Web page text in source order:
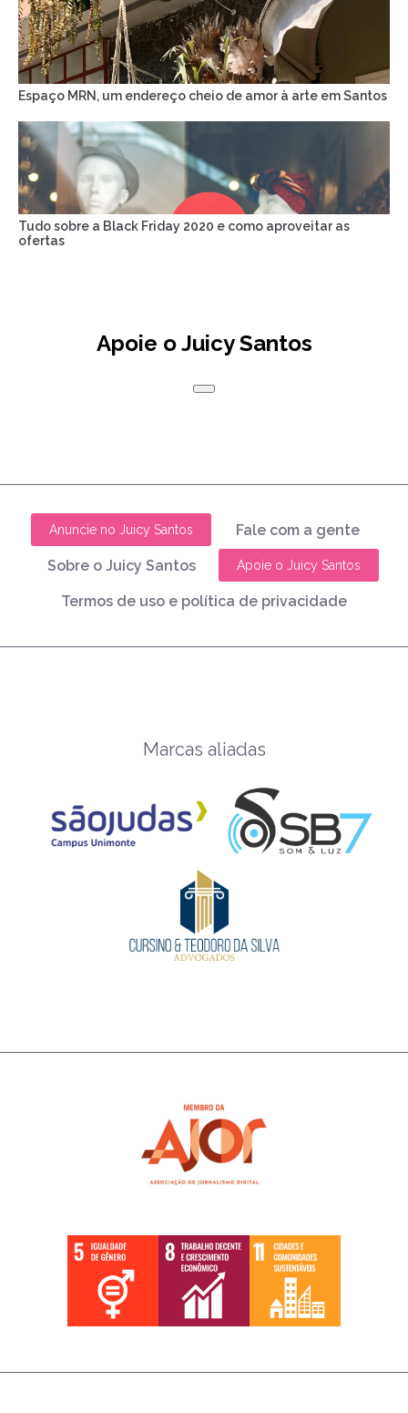
Espaço MRN, um endereço cheio de amor à arte em Santos
Tudo sobre a Black Friday 2020 e como aproveitar as
ofertas
Apoie o Juicy Santos
Anuncie no Juicy Santos Fale com a gente
Sobre o Juicy Santos Apoie o Juicy Santos
Termos de uso e política de privacidade
Marcas aliadas